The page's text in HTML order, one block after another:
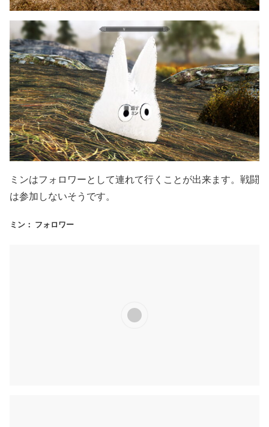
ミンはフォロワーとして連れて行くことが出来ます。戦闘
は参加しないそうです。
ミン： フォロワー